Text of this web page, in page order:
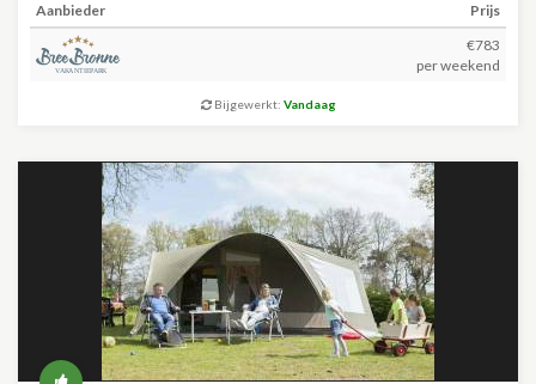
Aanbieder
Prijs
€783
per weekend
Bijgewerkt: Vandaag